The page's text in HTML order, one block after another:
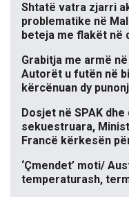
Shtatë vatra zjarri
problematike në
beteja me flakët në
Grabitja me armë
Autorët u futën në
kërcënuan dy
Dosjet në SPAK
sekuestruara,
Francë kërkesën
‘Çmendet’ moti/
temperaturash,